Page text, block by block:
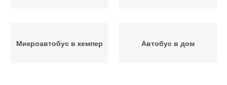
Микроавтобус в кемпер Автобус в дом